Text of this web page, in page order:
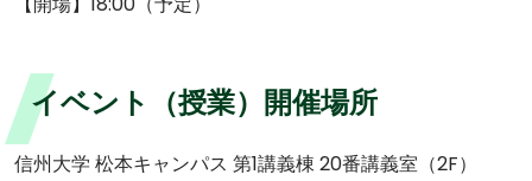
イベント（授業）開催場所
信州大学 松本キャンパス 第1講義棟 20番講義室（2F）